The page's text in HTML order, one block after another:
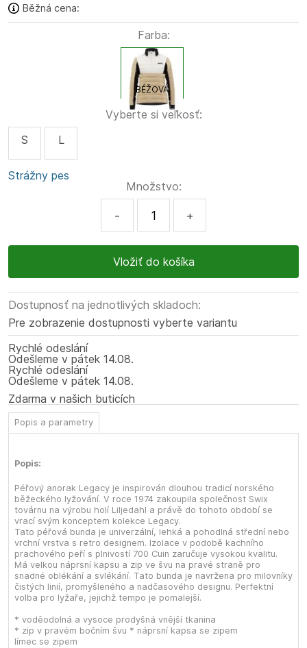
Běžná cena:
Farba:
BÉŽOVÁ
Vyberte si veľkosť:
S
L
Strážny pes
Množstvo:
- +
Dostupnosť na jednotlivých skladoch:
Pre zobrazenie dostupnosti vyberte variantu
Rychlé odeslání
Odešleme v pátek 14.08.
Rychlé odeslání
Odešleme v pátek 14.08.
Zdarma v našich buticích
Popis a parametry
Popis:
Péřový anorak Legacy je inspirován dlouhou tradicí norského
běžeckého lyžování. V roce 1974 zakoupila společnost Swix
továrnu na výrobu holí Liljedahl a právě do tohoto období se
vrací svým konceptem kolekce Legacy.
Tato péřová bunda je univerzální, lehká a pohodlná střední nebo
vrchní vrstva s retro designem. Izolace v podobě kachního
prachového peří s plnivostí 700 Cuin zaručuje vysokou kvalitu.
Má velkou náprsní kapsu a zip ve švu na pravé straně pro
snadné oblékání a svlékání. Tato bunda je navržena pro milovníky
čistých linií, promyšleného a nadčasového designu. Perfektní
volba pro lyžaře, jejichž tempo je pomalejší.
* voděodolná a vysoce prodyšná vnější tkanina
* zip v pravém bočním švu * náprsní kapsa se zipem
límec se zipem